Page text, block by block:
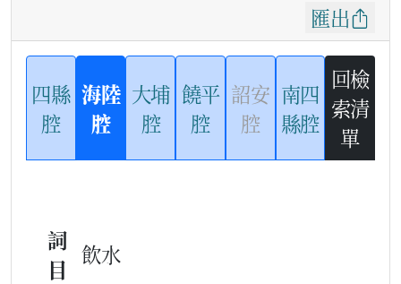
匯出
四縣
腔
海陸
腔
大埔
腔
饒平
腔
詔安
腔
南四
縣腔
回檢
索清
單
詞
目
飲水